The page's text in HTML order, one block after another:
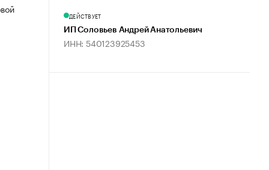
ДЕЙСТВУЕТ
ИП Соловьев Андрей Анатольевич
ИНН: 540123925453